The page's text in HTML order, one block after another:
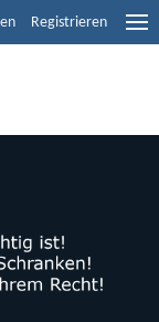
Registrieren